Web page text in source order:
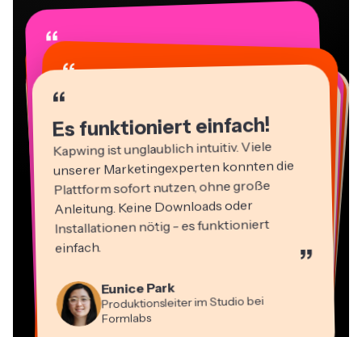
“
Es funktioniert einfach!
Kapwing ist unglaublich intuitiv. Viele
unserer Marketingexperten konnten die
Plattform sofort nutzen, ohne große
Anleitung. Keine Downloads oder
Installationen nötig - es funktioniert
einfach. ”
Produktionsleiter im Studio bei
Formlabs
“
Vannesia Darby
“
Geschäftsführender Partner bei
EPATHLON
“
Kerry-lee Farla
YouTuber
“
Gracie Peng
Content-Direktor
“
Martin James
“
Heidi Rae
Bildung
“
Berater
“
Mitch Rawlings
Freiberuflicher Informationsdienstleister
“
Dina Segovia
Virtueller Freelance-Mitarbeiter